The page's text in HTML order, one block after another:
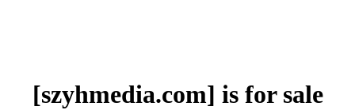
[szyhmedia.com] is for sale